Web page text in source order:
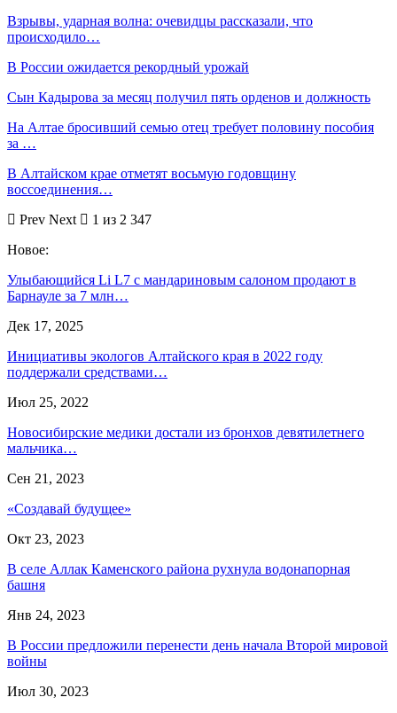
Взрывы, ударная волна: очевидцы рассказали, что
происходило…
В России ожидается рекордный урожай
Сын Кадырова за месяц получил пять орденов и должность
На Алтае бросивший семью отец требует половину пособия
за …
В Алтайском крае отметят восьмую годовщину
воссоединения…
Prev Next
1 из 2 347
Новое:
Улыбающийся Li L7 с мандариновым салоном продают в
Барнауле за 7 млн…
Дек 17, 2025
Инициативы экологов Алтайского края в 2022 году
поддержали средствами…
Июл 25, 2022
Новосибирские медики достали из бронхов девятилетнего
мальчика…
Сен 21, 2023
«Создавай будущее»
Окт 23, 2023
В селе Аллак Каменского района рухнула водонапорная
башня
Янв 24, 2023
В России предложили перенести день начала Второй мировой
войны
Июл 30, 2023